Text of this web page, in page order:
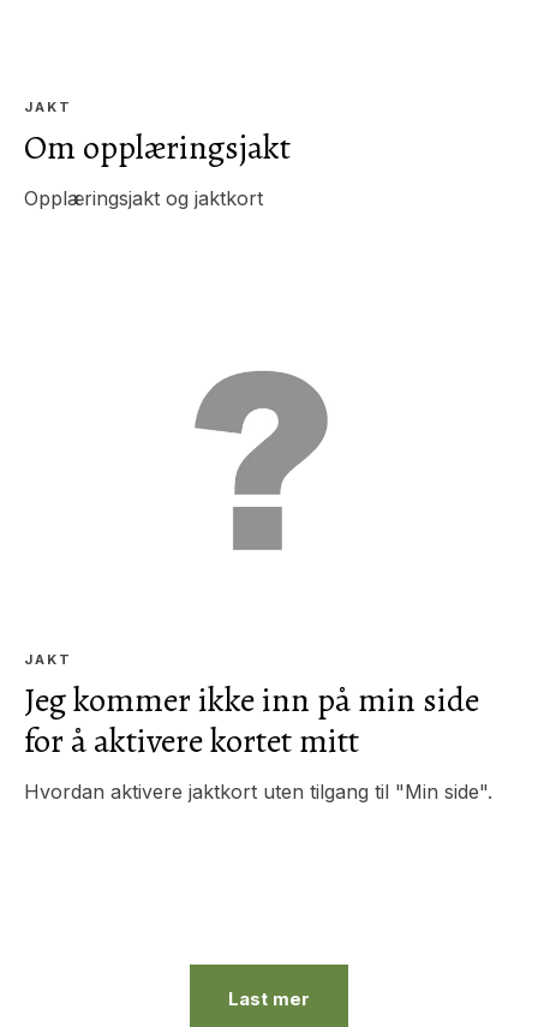
JAKT
Om opplæringsjakt
Opplæringsjakt og jaktkort
JAKT
Jeg kommer ikke inn på min side
for å aktivere kortet mitt
Hvordan aktivere jaktkort uten tilgang til "Min side".
Last mer